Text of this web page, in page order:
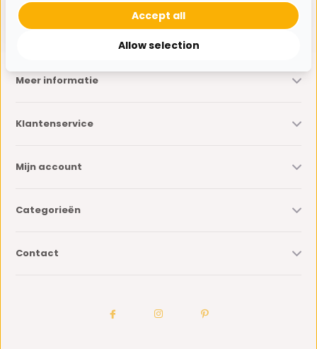
* Lees hier de wettelijke beperkingen
Meer informatie
Klantenservice
Mijn account
Categorieën
Contact
Allow selection
Accept all